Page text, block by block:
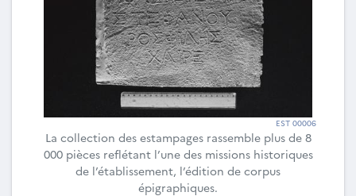
EST 00006
La collection des estampages rassemble plus de 8
000 pièces reflétant l’une des missions historiques
de l’établissement, l’édition de corpus
épigraphiques.